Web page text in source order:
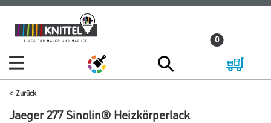
Zum
Inhalt
Zum
Navigationsmenü
0
Zurück
Jaeger 277 Sinolin® Heizkörperlack